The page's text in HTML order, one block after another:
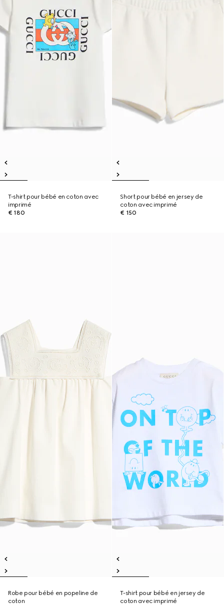
T-shirt pour bébé en coton avec
imprimé
€ 180
Short pour bébé en jersey de
coton avec imprimé
€ 150
Robe pour bébé en popeline de
coton
T-shirt pour bébé en jersey de
coton avec imprimé